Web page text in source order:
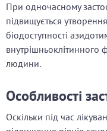
При одночасному
підвищується
біодоступності
людини.
Особливості
Оскільки під час